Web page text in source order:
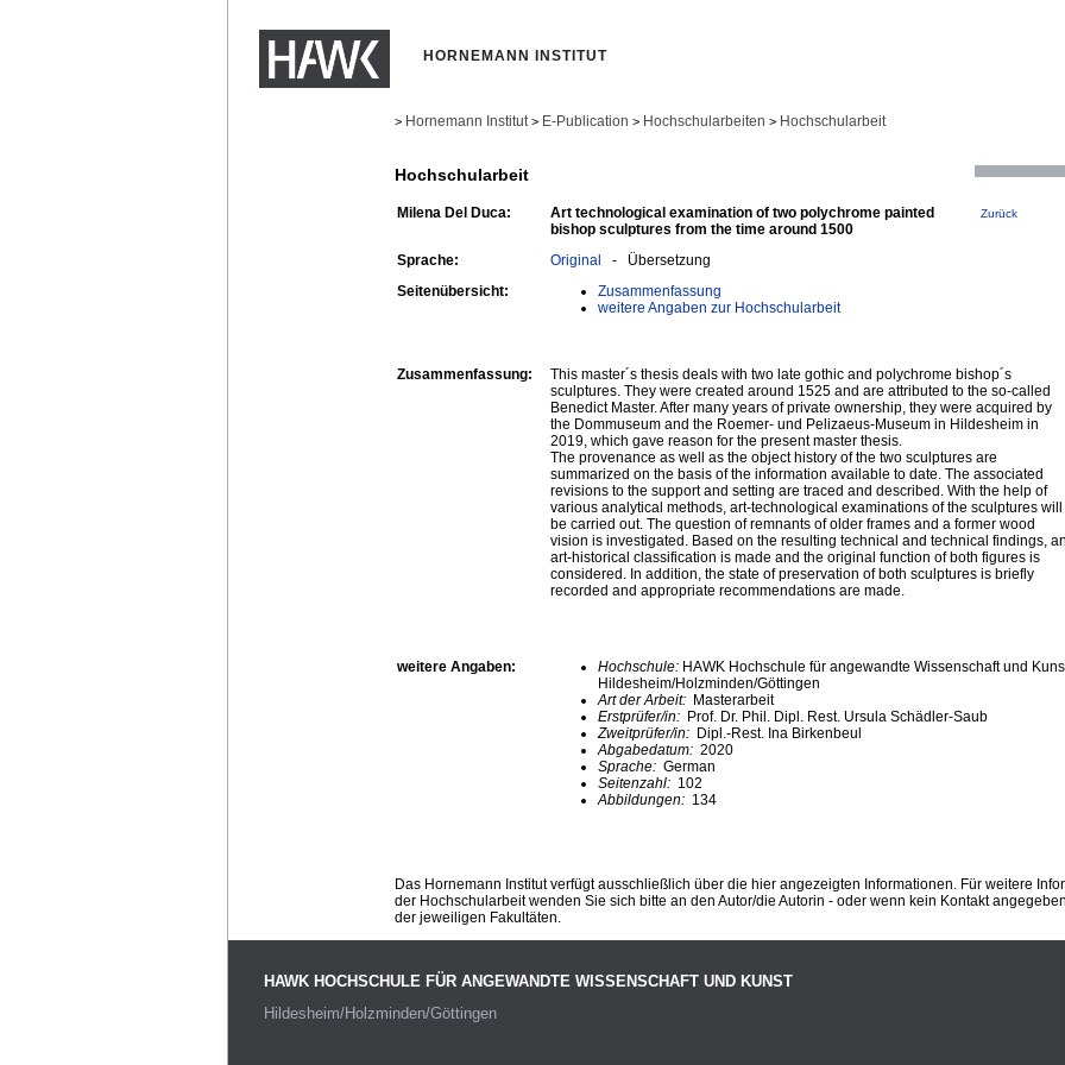
HORNEMANN INSTITUT
> Hornemann Institut > E-Publication > Hochschularbeiten > Hochschularbeit
Hochschularbeit
Milena Del Duca:
Art technological examination of two polychrome painted
bishop sculptures from the time around 1500
Zurück
Sprache: Original - Übersetzung
Seitenübersicht:
Zusammenfassung
weitere Angaben zur Hochschularbeit
Zusammenfassung:
This master´s thesis deals with two late gothic and polychrome bishop´s
sculptures. They were created around 1525 and are attributed to the so-called
Benedict Master. After many years of private ownership, they were acquired by
the Dommuseum and the Roemer- und Pelizaeus-Museum in Hildesheim in
2019, which gave reason for the present master thesis.
The provenance as well as the object history of the two sculptures are
summarized on the basis of the information available to date. The associated
revisions to the support and setting are traced and described. With the help of
various analytical methods, art-technological examinations of the sculptures will
be carried out. The question of remnants of older frames and a former wood
vision is investigated. Based on the resulting technical and technical findings,
art-historical classification is made and the original function of both figures is
considered. In addition, the state of preservation of both sculptures is briefly
recorded and appropriate recommendations are made.
weitere Angaben: Hochschule: HAWK Hochschule für angewandte Wissenschaft und
Hildesheim/Holzminden/Göttingen
Art der Arbeit: Masterarbeit
Erstprüfer/in: Prof. Dr. Phil. Dipl. Rest. Ursula Schädler-Saub
Zweitprüfer/in: Dipl.-Rest. Ina Birkenbeul
Abgabedatum: 2020
Sprache: German
Seitenzahl: 102
Abbildungen: 134
Das Hornemann Institut verfügt ausschließlich über die hier angezeigten Informationen. Für weitere
der Hochschularbeit wenden Sie sich bitte an den Autor/die Autorin - oder wenn kein Kontakt
der jeweiligen Fakultäten.
HAWK HOCHSCHULE FÜR ANGEWANDTE WISSENSCHAFT UND KUNST
Hildesheim/Holzminden/Göttingen